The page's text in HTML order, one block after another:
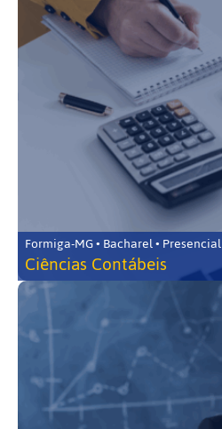
Formiga-MG • Bacharel • Presencial
Ciências Contábeis